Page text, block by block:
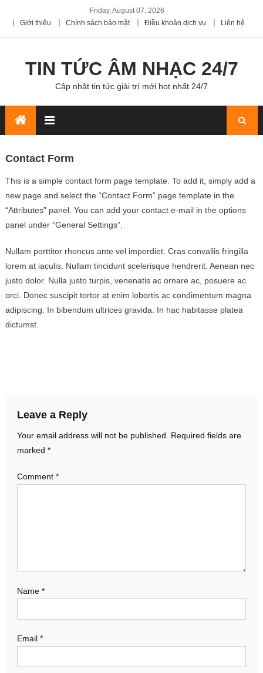
Friday, August 07, 2026
Giới thiệu
Chính sách bảo mật Điều khoản dịch vụ Liên hệ
TIN TỨC ÂM NHẠC 24/7
Cập nhật tin tức giải trí mới hot nhất 24/7
Contact Form
This is a simple contact form page template. To add it, simply add a
new page and select the “Contact Form” page template in the
“Attributes” panel. You can add your contact e-mail in the options
panel under “General Settings”.
Nullam porttitor rhoncus ante vel imperdiet. Cras convallis fringilla
lorem at iaculis. Nullam tincidunt scelerisque hendrerit. Aenean nec
justo dolor. Nulla justo turpis, venenatis ac ornare ac, posuere ac
orci. Donec suscipit tortor at enim lobortis ac condimentum magna
adipiscing. In bibendum ultrices gravida. In hac habitasse platea
dictumst.
Leave a Reply
Your email address will not be published.
Required fields are
marked *
Comment *
Name *
Email *